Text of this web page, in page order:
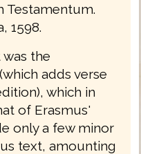
Testamentum.
1598.
the
adds verse
which in
of Erasmus'
only a few minor
text, amounting